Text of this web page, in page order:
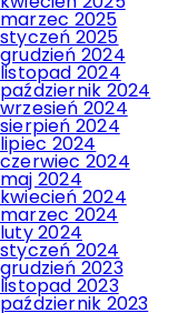
marzec 2025
styczeń 2025
grudzień 2024
listopad 2024
październik 2024
wrzesień 2024
sierpień 2024
lipiec 2024
czerwiec 2024
maj 2024
kwiecień 2024
marzec 2024
luty 2024
styczeń 2024
grudzień 2023
listopad 2023
październik 2023